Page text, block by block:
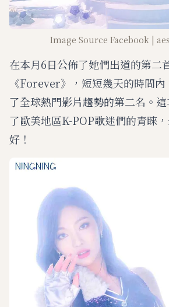
Image Source Facebook |
在本月6日公佈了她們出道的第二
《Forever》，短短幾天的時間
了全球熱門影片趨勢的第二名。
了歐美地區K-POP歌迷們的青睞
好！